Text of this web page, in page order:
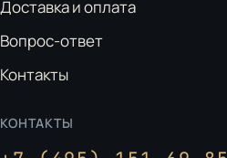
Доставка и оплата
Вопрос-ответ
Контакты
КОНТАКТЫ